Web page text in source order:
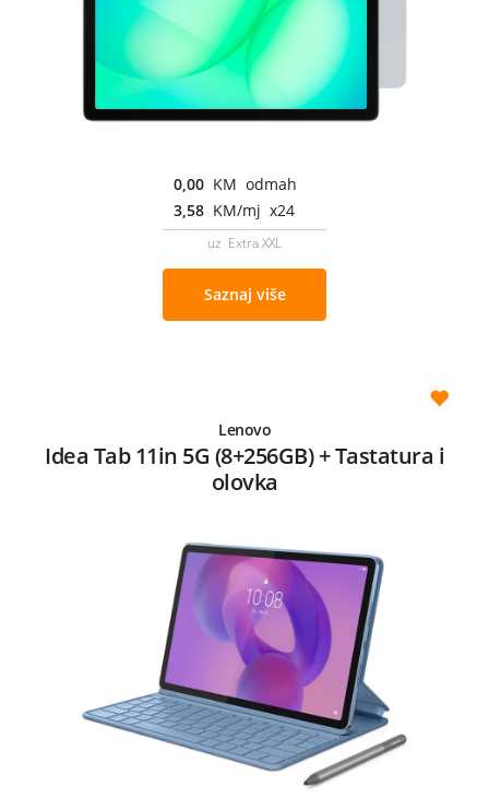
0,00 KM odmah
3,58 KM/mj x24
uz Extra XXL
Saznaj više
Lenovo
Idea Tab 11in 5G (8+256GB) + Tastatura i
olovka